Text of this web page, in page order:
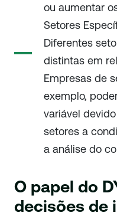
ou aumentar
Setores
Diferentes
distintas em
Empresas de
exemplo,
variável
setores a
a análise do
O papel do
decisões de